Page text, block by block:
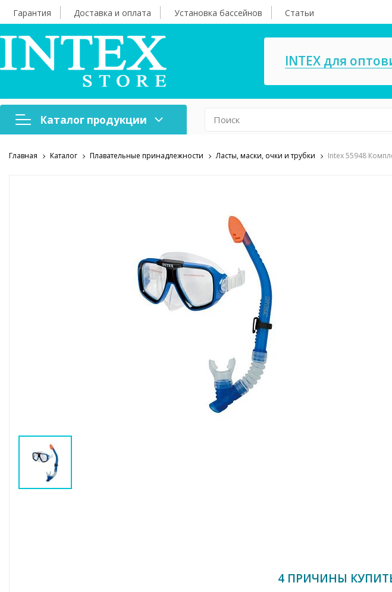
Гарантия Доставка и оплата Установка бассейнов Статьи
INTEX для
Каталог продукции
Надувная мебель Насосы, ремкомплекты
Воздушные насосы Ремкомплекты
Главная Каталог Плавательные принадлежности Ласты, маски, очки и трубки Intex 55948
4 ПРИЧИНЫ